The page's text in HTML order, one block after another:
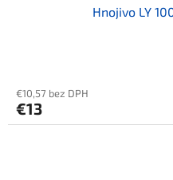
Hnojivo LY
€10,57 bez DPH
€13